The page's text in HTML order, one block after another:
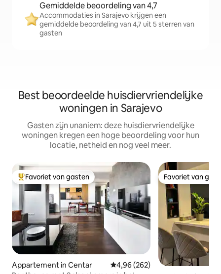
Gemiddelde beoordeling van 4,7
Accommodaties in Sarajevo krijgen een
gemiddelde beoordeling van 4,7 uit 5 sterren van
gasten
Best beoordeelde huisdiervriendelijke
woningen in Sarajevo
Gasten zijn unaniem: deze huisdiervriendelijke
woningen kregen een hoge beoordeling voor hun
locatie, netheid en nog veel meer.
Topfavoriet van gasten
Favoriet van gasten
Appartement in Centar Gemiddelde beoordeling van
4,96 (262)
Favoriet van
Favoriet van